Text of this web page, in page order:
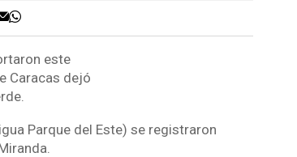
este
Caracas dejó
Parque del Este) se registraron